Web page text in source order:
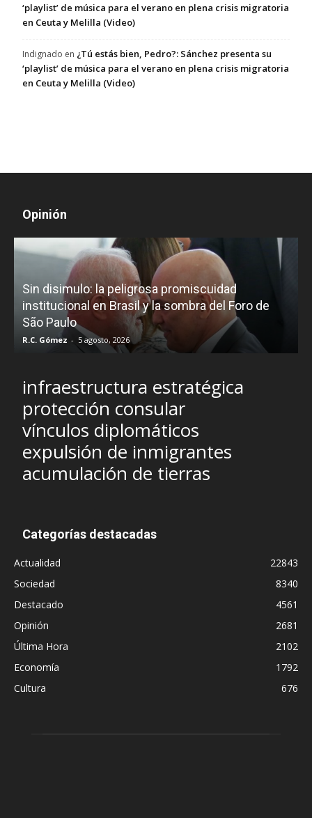
‘playlist’ de música para el verano en plena crisis migratoria
en Ceuta y Melilla (Video)
Indignado en ¿Tú estás bien, Pedro?: Sánchez presenta su
‘playlist’ de música para el verano en plena crisis migratoria
en Ceuta y Melilla (Video)
Opinión
Sin disimulo: la peligrosa promiscuidad
institucional en Brasil y la sombra del Foro de
São Paulo
R.C. Gómez - 5 agosto, 2026
infraestructura estratégica
protección consular
vínculos diplomáticos
expulsión de inmigrantes
acumulación de tierras
Categorías destacadas
Actualidad
22843
Sociedad
8340
Destacado
4561
Opinión
2681
Última Hora
2102
Economía
1792
Cultura
676